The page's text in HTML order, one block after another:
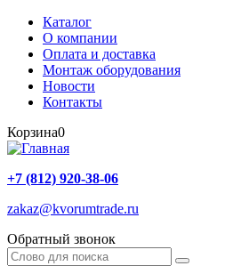
Каталог
О компании
Оплата и доставка
Монтаж оборудования
Новости
Контакты
Корзина0
+7 (812) 920-38-06
zakaz@kvorumtrade.ru
Обратный звонок